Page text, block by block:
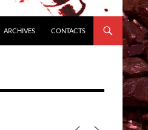
ARCHIVES CONTACTS